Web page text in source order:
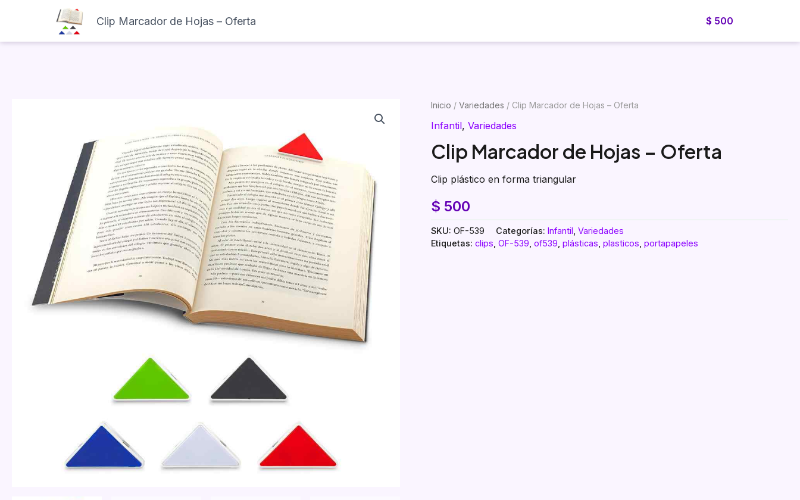
Cotiza ahora
Inicio /Variedades / Clip Marcador de Hojas – Oferta
Infantil,Variedades
Clip Marcador de Hojas – Oferta
Clip plástico en forma triangular
$ 500
SKU:OF-539 Categorías: Infantil ,Variedades
Etiquetas:clips,OF-539,of539,plásticas,plasticos,portapapeles
Clip Marcador de Hojas – Oferta $ 500